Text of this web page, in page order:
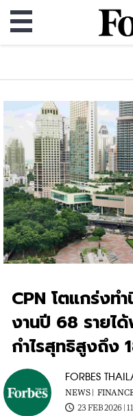
CPN โตแกร่งท
งานปี 68 รายไ
กำไรสุทธิสูงถึง
FORBES
NEWS |
23 FEB 2026 |